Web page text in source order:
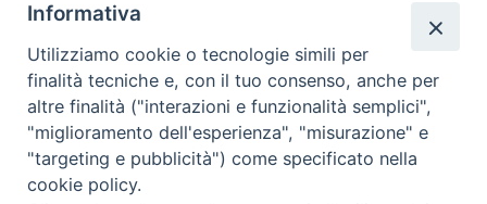
Informativa
Utilizziamo cookie o tecnologie simili per
finalità tecniche e, con il tuo consenso, anche per
altre finalità ("interazioni e funzionalità semplici",
"miglioramento dell'esperienza", "misurazione" e
"targeting e pubblicità") come specificato nella
cookie policy.